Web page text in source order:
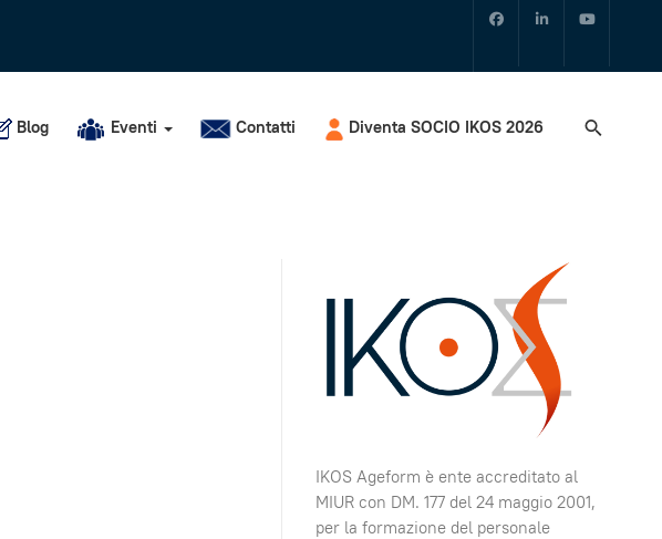
Blog Eventi Contatti Diventa SOCIO IKOS 2026
IKOS Ageform è ente accreditato al
MIUR con DM. 177 del 24 maggio 2001,
per la formazione del personale